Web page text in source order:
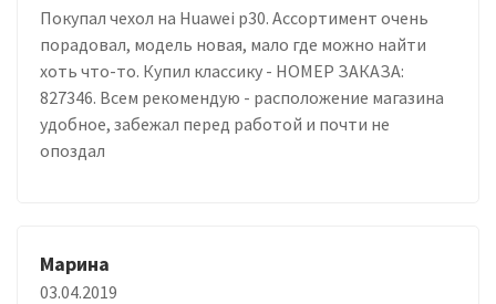
Покупал чехол на Huawei p30. Ассортимент очень
порадовал, модель новая, мало где можно найти
хоть что-то. Купил классику - НОМЕР ЗАКАЗА:
827346. Всем рекомендую - расположение магазина
удобное, забежал перед работой и почти не
опоздал
Марина
03.04.2019